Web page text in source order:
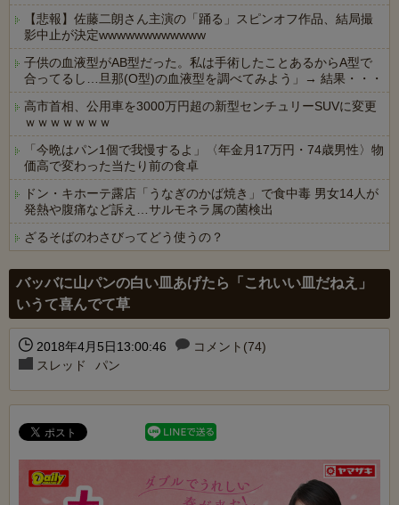
【悲報】佐藤二朗さん主演の「踊る」スピンオフ作品、結局撮
影中止が決定wwwwwwwwwwww
子供の血液型がAB型だった。私は手術したことあるからA型で
合ってるし…旦那(O型)の血液型を調べてみよう」→ 結果・・・
高市首相、公用車を3000万円超の新型センチュリーSUVに変更
ｗｗｗｗｗｗｗ
「今晩はパン1個で我慢するよ」〈年金月17万円・74歳男性〉物
価高で変わった当たり前の食卓
ドン・キホーテ露店「うなぎのかば焼き」で食中毒 男女14人が
発熱や腹痛など訴え…サルモネラ属の菌検出
ざるそばのわさびってどう使うの？
バッバに山パンの白い皿あげたら「これいい皿だねえ」
いうて喜んでて草
2018年4月5日13:00:46
コメント(74)
スレッド
パン